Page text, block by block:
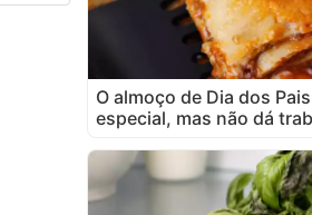
O almoço de Dia dos
especial, mas não dá